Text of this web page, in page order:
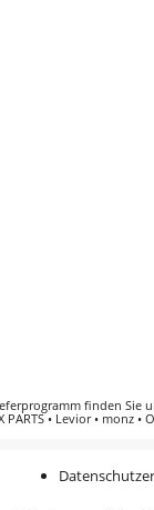
finden Sie
PARTS• Levior• monz•